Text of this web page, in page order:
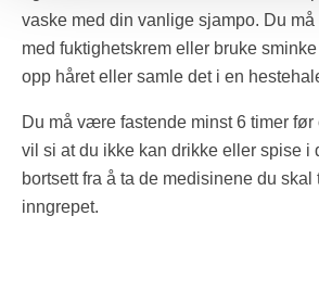
vaske med din vanlige sjampo. Du
med fuktighetskrem eller bruke
opp håret eller samle det i en
Du må være fastende minst 6 timer
vil si at du ikke kan drikke eller spise i
bortsett fra å ta de medisinene du skal
inngrepet.